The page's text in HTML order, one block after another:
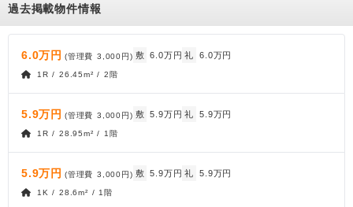
過去掲載物件情報
6.0万円 (管理費 3,000円) 敷 6.0万円 礼 6.0万円
1R / 26.45m² / 2階
5.9万円 (管理費 3,000円) 敷 5.9万円 礼 5.9万円
1R / 28.95m² / 1階
5.9万円 (管理費 3,000円) 敷 5.9万円 礼 5.9万円
1K / 28.6m² / 1階